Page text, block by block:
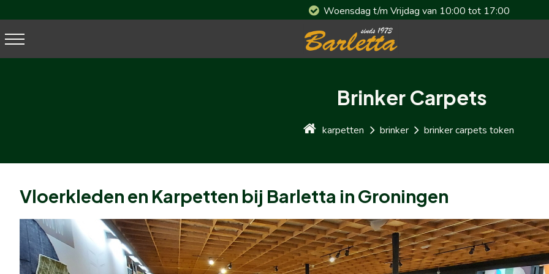
Woensdag t/m Vrijdag van 10:00 tot 17:00
Brinker Carpets
karpetten brinker brinker carpets token
Vloerkleden en Karpetten bij Barletta in Groningen